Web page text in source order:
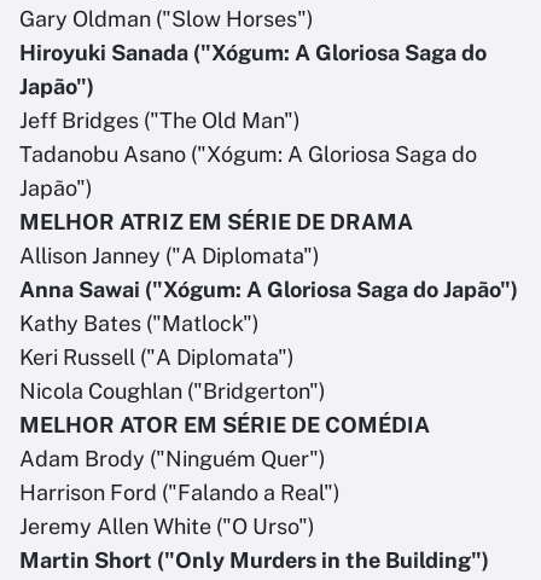
Gary Oldman ("Slow Horses")
Hiroyuki Sanada ("Xógum: A Gloriosa Saga do
Japão")
Jeff Bridges ("The Old Man")
Tadanobu Asano ("Xógum: A Gloriosa Saga do
Japão")
MELHOR ATRIZ EM SÉRIE DE DRAMA
Allison Janney ("A Diplomata")
Anna Sawai ("Xógum: A Gloriosa Saga do Japão")
Kathy Bates ("Matlock")
Keri Russell ("A Diplomata")
Nicola Coughlan ("Bridgerton")
MELHOR ATOR EM SÉRIE DE COMÉDIA
Adam Brody ("Ninguém Quer")
Harrison Ford ("Falando a Real")
Jeremy Allen White ("O Urso")
Martin Short ("Only Murders in the Building")